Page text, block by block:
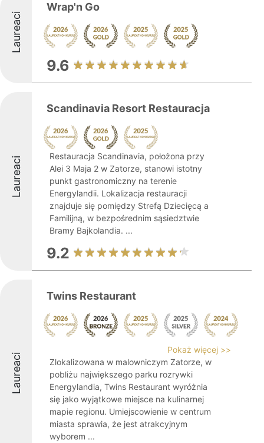
Laureaci
Wrap'n Go
9.6
Laureaci
Scandinavia Resort Restauracja
Restauracja Scandinavia, położona przy
Alei 3 Maja 2 w Zatorze, stanowi istotny
punkt gastronomiczny na terenie
Energylandii. Lokalizacja restauracji
znajduje się pomiędzy Strefą Dziecięcą a
Familijną, w bezpośrednim sąsiedztwie
Bramy Bajkolandia. ...
9.2
Laureaci
Twins Restaurant
Pokaż więcej >>
Zlokalizowana w malowniczym Zatorze, w
pobliżu największego parku rozrywki
Energylandia, Twins Restaurant wyróżnia
się jako wyjątkowe miejsce na kulinarnej
mapie regionu. Umiejscowienie w centrum
miasta sprawia, że jest atrakcyjnym
wyborem ...